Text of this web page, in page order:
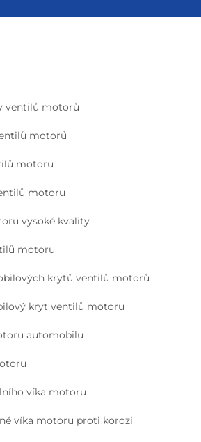
ventilů motorů
motorů
motoru
motoru
vysoké kvality
motoru
krytů ventilů motorů
kryt ventilů motoru
automobilu
víka motoru
víka motoru proti korozi